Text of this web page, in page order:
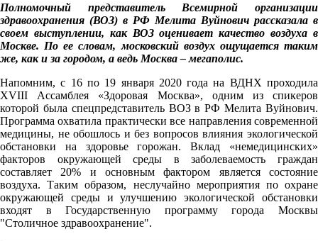
Полномочный представитель Всемирной организации
здравоохранения (ВОЗ) в РФ Мелита Вуйнович рассказала в
своем выступлении, как ВОЗ оценивает качество воздуха в
Москве. По ее словам, московский воздух ощущается таким
же, как и за городом, а ведь Москва – мегаполис.
Напомним, с 16 по 19 января 2020 года на ВДНХ проходила
XVIII Ассамблея «Здоровая Москва», одним из спикеров
которой была спецпредставитель ВОЗ в РФ Мелита Вуйнович.
Программа охватила практически все направления современной
медицины, не обошлось и без вопросов влияния экологической
обстановки на здоровье горожан. Вклад «немедицинских»
факторов окружающей среды в заболеваемость граждан
составляет 20% и основным фактором является состояние
воздуха. Таким образом, неслучайно мероприятия по охране
окружающей среды и улучшению экологической обстановки
входят в Государственную программу города Москвы
"Столичное здравоохранение".